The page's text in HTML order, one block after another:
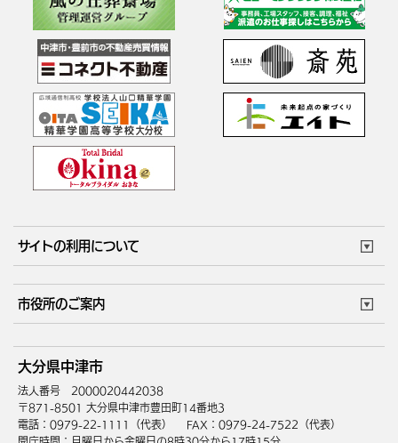
サイトの利用について
サイトマップ
市役所のご案内
庁舎地図 組織案内
中津市へのアクセス
大分県中津市
法人番号 2000020442038
〒871-8501 大分県中津市豊田町14番地3
電話：0979-22-1111（代表）
FAX：0979-24-7522（代表）
開庁時間：月曜日から金曜日の8時30分から17時15分